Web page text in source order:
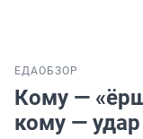
ЕДАОБЗОР
Кому —
кому —